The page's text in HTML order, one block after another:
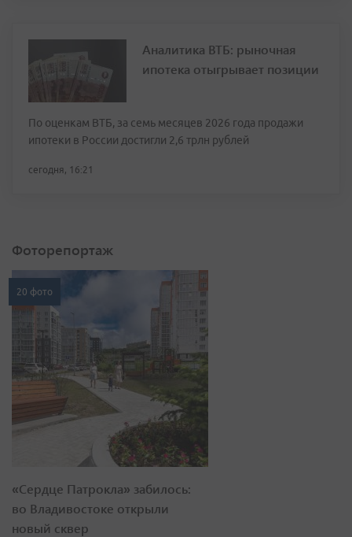
Аналитика ВТБ: рыночная
ипотека отыгрывает позиции
По оценкам ВТБ, за семь месяцев 2026 года продажи
ипотеки в России достигли 2,6 трлн рублей
сегодня, 16:21
Фоторепортаж
20 фото
«Сердце Патрокла» забилось:
во Владивостоке открыли
новый сквер